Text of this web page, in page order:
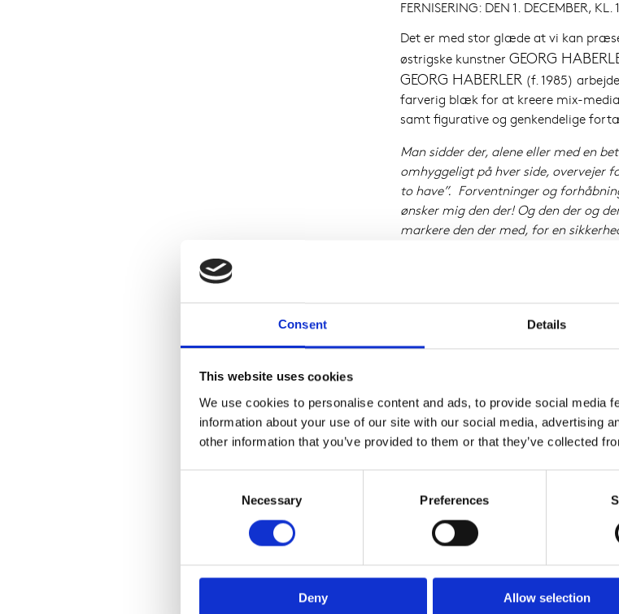
Consent Details
This website uses cookies
We use cookies to personalise content and ads, to provide social media
information about your use of our site with our social media, advertising
other information that you’ve provided to them or that they’ve collected
Necessary Preferences
Deny Allow selection
FERNISERING: DEN 1. DECEMBER, KL.
Det er med stor glæde at vi kan
østrigske kunstner GEORG
GEORG HABERLER (f. 1985)
farverig blæk for at kreere mix-
samt figurative og genkendelige
Man sidder der, alene eller med en
omhyggeligt på hver side, overvejer
to have”. Forventninger og
ønsker mig den der! Og den der og
markere den der med, for en
Legetøjskataloget bliver tyndslidt i
komplet umuligt for Julemanden at
overleve helt frem til den endelige
nogen endelig ønskeliste. Det er hele
For det betyder ikke noget at målet
samme måde som oplevelser.
Man ønsker. Man ønsker sig. Man
inderligt. Fordi hele verden står i
mere naivt – det ligger vel nærmest